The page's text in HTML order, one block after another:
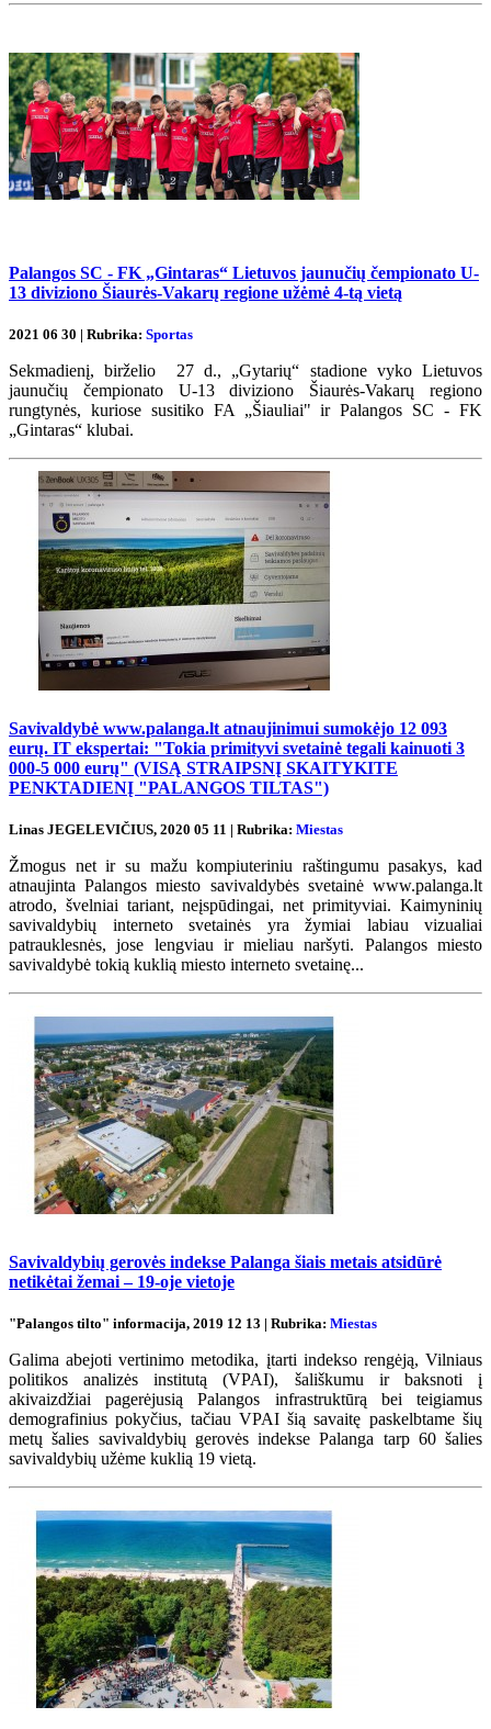
Palangos SC - FK „Gintaras“ Lietuvos jaunučių čempionato U-
13 diviziono Šiaurės-Vakarų regione užėmė 4-tą vietą
2021 06 30 | Rubrika: Sportas
Sekmadienį, birželio 27 d., „Gytarių“ stadione vyko Lietuvos
jaunučių čempionato U-13 diviziono Šiaurės-Vakarų regiono
rungtynės, kuriose susitiko FA „Šiauliai" ir Palangos SC - FK
„Gintaras“ klubai.
Savivaldybė www.palanga.lt atnaujinimui sumokėjo 12 093
eurų. IT ekspertai: "Tokia primityvi svetainė tegali kainuoti 3
000-5 000 eurų" (VISĄ STRAIPSNĮ SKAITYKITE
PENKTADIENĮ "PALANGOS TILTAS")
Linas JEGELEVIČIUS, 2020 05 11 | Rubrika: Miestas
Žmogus net ir su mažu kompiuteriniu raštingumu pasakys, kad
atnaujinta Palangos miesto savivaldybės svetainė www.palanga.lt
atrodo, švelniai tariant, neįspūdingai, net primityviai. Kaimyninių
savivaldybių interneto svetainės yra žymiai labiau vizualiai
patrauklesnės, jose lengviau ir mieliau naršyti. Palangos miesto
savivaldybė tokią kuklią miesto interneto svetainę...
Savivaldybių gerovės indekse Palanga šiais metais atsidūrė
netikėtai žemai – 19-oje vietoje
"Palangos tilto" informacija, 2019 12 13 | Rubrika: Miestas
Galima abejoti vertinimo metodika, įtarti indekso rengėją, Vilniaus
politikos analizės institutą (VPAI), šališkumu ir baksnoti į
akivaizdžiai pagerėjusią Palangos infrastruktūrą bei teigiamus
demografinius pokyčius, tačiau VPAI šią savaitę paskelbtame šių
metų šalies savivaldybių gerovės indekse Palanga tarp 60 šalies
savivaldybių užėme kuklią 19 vietą.